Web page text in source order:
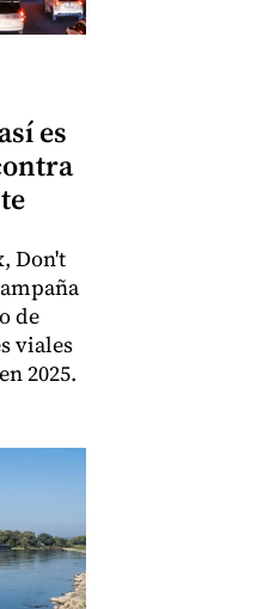
es
Don't
de
viales
2025.